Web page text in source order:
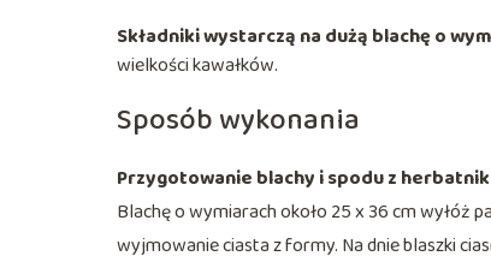
Składniki wystarczą na dużą blachę o
wielkości kawałków.
Sposób wykonania
Przygotowanie blachy i spodu z
Blachę o wymiarach około 25 x 36 cm wyłóż
wyjmowanie ciasta z formy. Na dnie blaszki